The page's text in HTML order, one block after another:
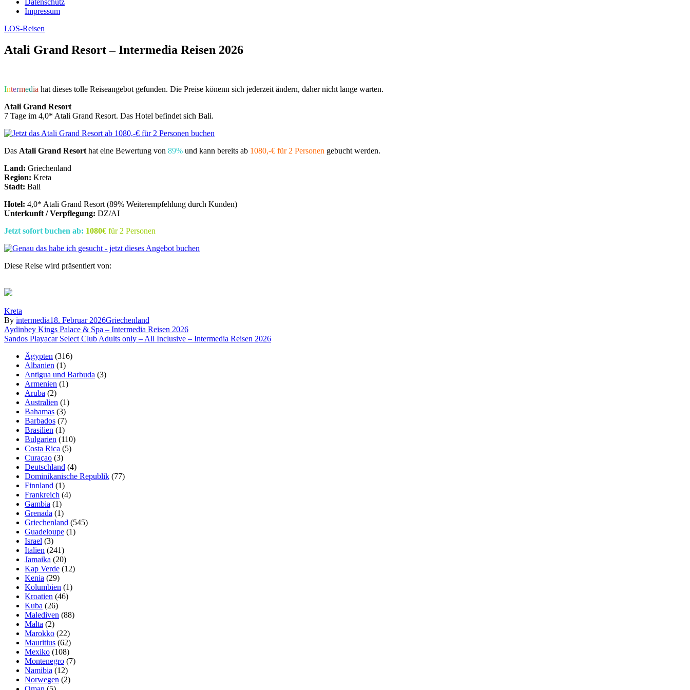
Impressum
LOS-Reisen
Atali Grand Resort – Intermedia Reisen 2026
Intermedia hat dieses tolle Reiseangebot gefunden. Die Preise könenn sich jederzeit ändern, daher nicht lange warten.
Atali Grand Resort
7 Tage im 4,0* Atali Grand Resort. Das Hotel befindet sich Bali.
Das Atali Grand Resort hat eine Bewertung von 89% und kann bereits ab 1080,-€ für 2 Personen gebucht werden.
Land: Griechenland
Region: Kreta
Stadt: Bali
Hotel: 4,0* Atali Grand Resort (89% Weiterempfehlung durch Kunden)
Unterkunft / Verpflegung: DZ/AI
Jetzt sofort buchen ab: 1080€ für 2 Personen
Diese Reise wird präsentiert von:
Kreta
By intermedia18. Februar 2026Griechenland
Beitragsnavigation
Aydinbey Kings Palace & Spa – Intermedia Reisen 2026
Sandos Playacar Select Club Adults only – All Inclusive – Intermedia Reisen 2026
Ägypten (316)
Albanien (1)
Antigua und Barbuda (3)
Armenien (1)
Aruba (2)
Australien (1)
Bahamas (3)
Barbados (7)
Brasilien (1)
Bulgarien (110)
Costa Rica (5)
Curaçao (3)
Deutschland (4)
Dominikanische Republik (77)
Finnland (1)
Frankreich (4)
Gambia (1)
Grenada (1)
Griechenland (545)
Guadeloupe (1)
Israel (3)
Italien (241)
Jamaika (20)
Kap Verde (12)
Kenia (29)
Kolumbien (1)
Kroatien (46)
Kuba (26)
Malediven (88)
Malta (2)
Marokko (22)
Mauritius (62)
Mexiko (108)
Montenegro (7)
Namibia (12)
Norwegen (2)